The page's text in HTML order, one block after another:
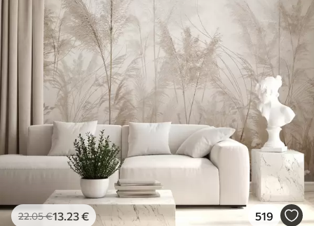
22.05€13 .23€ 519